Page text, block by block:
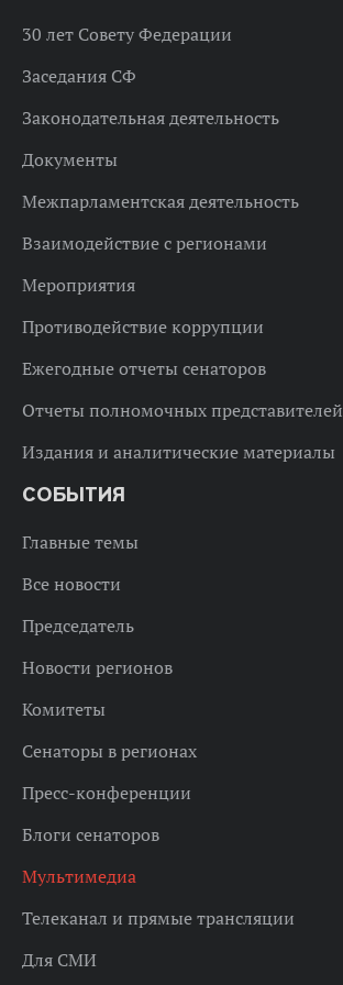
30 лет Совету Федерации
Заседания СФ
Законодательная деятельность
Документы
Межпарламентская деятельность
Взаимодействие с регионами
Мероприятия
Противодействие коррупции
Ежегодные отчеты сенаторов
Отчеты полномочных представителей
Издания и аналитические материалы
СОБЫТИЯ
Главные темы
Все новости
Председатель
Новости регионов
Комитеты
Сенаторы в регионах
Пресс-конференции
Блоги сенаторов
Мультимедиа
Телеканал и прямые трансляции
Для СМИ